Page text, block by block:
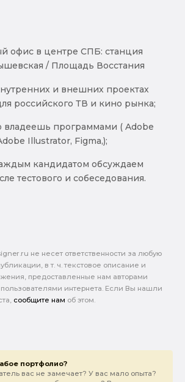
офис в центре СПБ: станция
/ Площадь Восстания
и внешних проектах
российского ТВ и кино рынка;
владеешь программами ( Adobe
Illustrator, Figma,);
кандидатом обсуждаем
тестового и собеседования.
не несет ответственности за любую
в т. ч. текстовое описание и
предоставленные нам авторами
интернета. Если Вы нашли
сообщите нам об этом.
портфолио?
вас не замечает? У вас мало опыта?